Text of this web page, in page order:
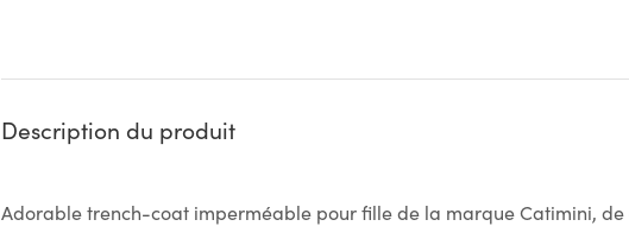
Description du produit
Adorable trench-coat imperméable pour fille de la marque Catimini,